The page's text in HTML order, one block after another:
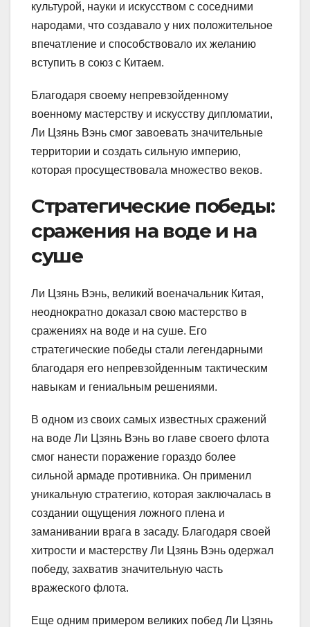
культурой, науки и искусством с соседними
народами, что создавало у них положительное
впечатление и способствовало их желанию
вступить в союз с Китаем.
Благодаря своему непревзойденному
военному мастерству и искусству дипломатии,
Ли Цзянь Вэнь смог завоевать значительные
территории и создать сильную империю,
которая просуществовала множество веков.
Стратегические победы:
сражения на воде и на
суше
Ли Цзянь Вэнь, великий военачальник Китая,
неоднократно доказал свою мастерство в
сражениях на воде и на суше. Его
стратегические победы стали легендарными
благодаря его непревзойденным тактическим
навыкам и гениальным решениями.
В одном из своих самых известных сражений
на воде Ли Цзянь Вэнь во главе своего флота
смог нанести поражение гораздо более
сильной армаде противника. Он применил
уникальную стратегию, которая заключалась в
создании ощущения ложного плена и
заманивании врага в засаду. Благодаря своей
хитрости и мастерству Ли Цзянь Вэнь одержал
победу, захватив значительную часть
вражеского флота.
Еще одним примером великих побед Ли Цзянь